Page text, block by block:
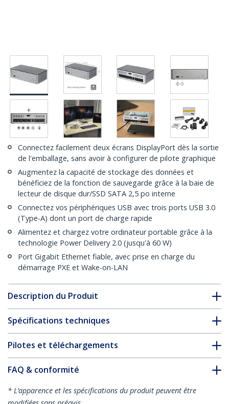
Connectez facilement deux écrans DisplayPort dès la sortie
de l'emballage, sans avoir à configurer de pilote graphique
Augmentez la capacité de stockage des données et
bénéficiez de la fonction de sauvegarde grâce à la baie de
lecteur de disque dur/SSD SATA 2,5 po interne
Connectez vos périphériques USB avec trois ports USB 3.0
(Type-A) dont un port de charge rapide
Alimentez et chargez votre ordinateur portable grâce à la
technologie Power Delivery 2.0 (jusqu'à 60 W)
Port Gigabit Ethernet fiable, avec prise en charge du
démarrage PXE et Wake-on-LAN
Description du Produit
Spécifications techniques
Pilotes et téléchargements
FAQ & conformité
* L’apparence et les spécifications du produit peuvent être